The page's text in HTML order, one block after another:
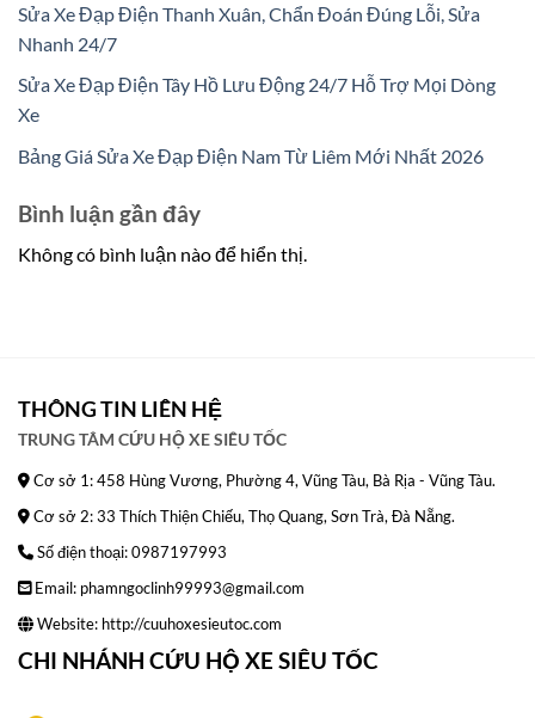
Sửa Xe Đạp Điện Thanh Xuân, Chẩn Đoán Đúng Lỗi, Sửa
Nhanh 24/7
Sửa Xe Đạp Điện Tây Hồ Lưu Động 24/7 Hỗ Trợ Mọi Dòng
Xe
Bảng Giá Sửa Xe Đạp Điện Nam Từ Liêm Mới Nhất 2026
Bình luận gần đây
Không có bình luận nào để hiển thị.
THÔNG TIN LIÊN HỆ
TRUNG TÂM CỨU HỘ XE SIÊU TỐC
Cơ sở 1: 458 Hùng Vương, Phường 4, Vũng Tàu, Bà Rịa - Vũng Tàu.
Cơ sở 2: 33 Thích Thiện Chiếu, Thọ Quang, Sơn Trà, Đà Nẵng.
Số điện thoại: 0987197993
Email: phamngoclinh99993@gmail.com
Website: http://cuuhoxesieutoc.com
CHI NHÁNH CỨU HỘ XE SIÊU TỐC